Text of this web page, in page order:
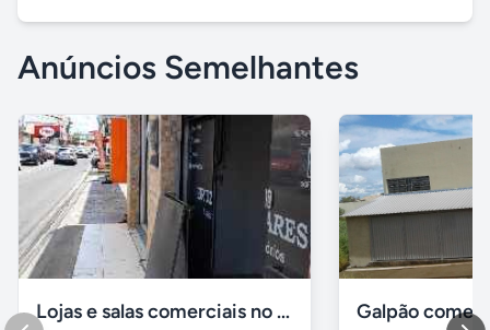
Anúncios Semelhantes
Lojas e salas comerciais no vinhais Galpão